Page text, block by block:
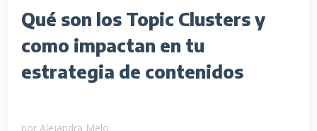
Qué son los Topic Clusters y
como impactan en tu
estrategia de contenidos
porAlejandra Melo